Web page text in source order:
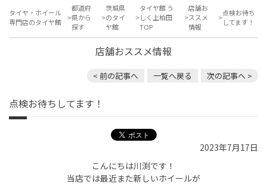
タイヤ・ホイール
専門店のタイヤ館
都道府
県から
探す
茨城県
のタイ
ヤ館
タイヤ館 う
しく上柏田
TOP
店舗お
ススメ
情報
点検お待ち
してます！
店舗おススメ情報
< 前の記事へ 一覧へ戻る 次の記事へ >
点検お待ちしてます！
2023年7月17日
こんにちは川渕です！
当店では最近また新しいホイールが